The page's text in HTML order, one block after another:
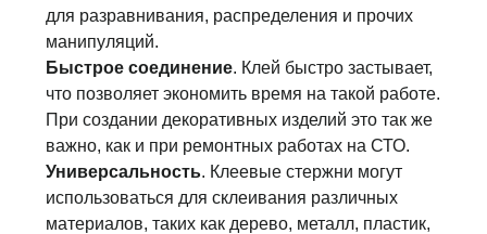
для разравнивания, распределения и прочих
манипуляций.
Быстрое соединение. Клей быстро застывает,
что позволяет экономить время на такой работе.
При создании декоративных изделий это так же
важно, как и при ремонтных работах на СТО.
Универсальность. Клеевые стержни могут
использоваться для склеивания различных
материалов, таких как дерево, металл, пластик,